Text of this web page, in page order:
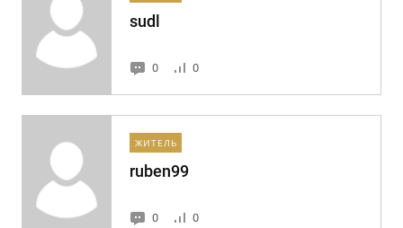
sudl
0 0
ЖИТЕЛЬ
ruben99
0 0